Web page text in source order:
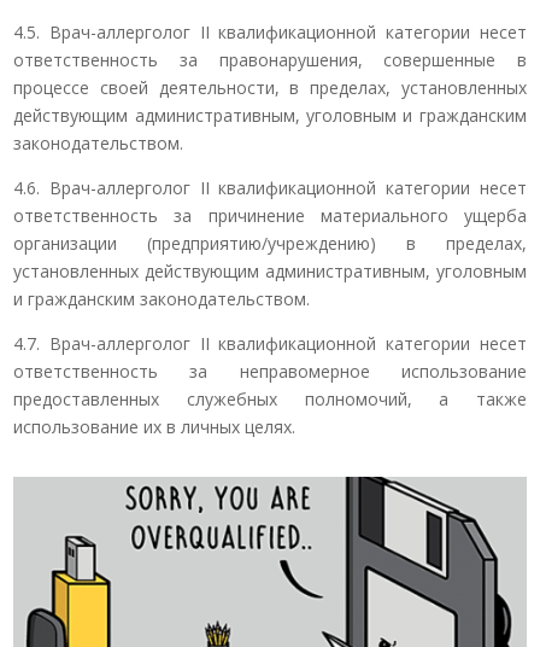
4.5. Врач-аллерголог II квалификационной категории несет
ответственность за правонарушения, совершенные в
процессе своей деятельности, в пределах, установленных
действующим административным, уголовным и гражданским
законодательством.
4.6. Врач-аллерголог II квалификационной категории несет
ответственность за причинение материального ущерба
организации (предприятию/учреждению) в пределах,
установленных действующим административным, уголовным
и гражданским законодательством.
4.7. Врач-аллерголог II квалификационной категории несет
ответственность за неправомерное использование
предоставленных служебных полномочий, а также
использование их в личных целях.